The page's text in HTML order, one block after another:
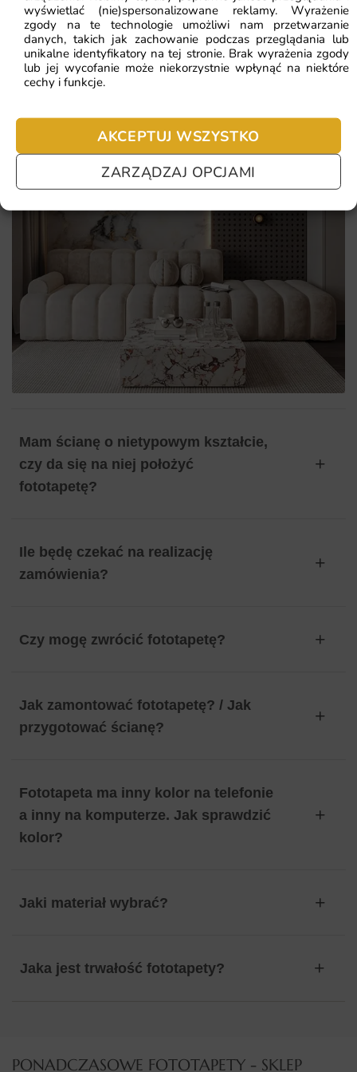
wyświetlać (nie)spersonalizowane reklamy. Wyrażenie
zgody na te technologie umożliwi nam przetwarzanie
danych, takich jak zachowanie podczas przeglądania lub
unikalne identyfikatory na tej stronie. Brak wyrażenia zgody
lub jej wycofanie może niekorzystnie wpłynąć na niektóre
cechy i funkcje.
AKCEPTUJ WSZYSTKO
ZARZĄDZAJ OPCJAMI
wzór kojący i ponadczasowy
kanwa dla mebli o wyrazistym stylu
Mam ścianę o nietypowym kształcie,
czy da się na niej położyć
fototapetę?
Ile będę czekać na realizację
zamówienia?
Czy mogę zwrócić fototapetę?
Jak zamontować fototapetę? / Jak
przygotować ścianę?
Fototapeta ma inny kolor na telefonie
a inny na komputerze. Jak sprawdzić
kolor?
Jaki materiał wybrać?
Jaka jest trwałość fototapety?
PONADCZASOWE FOTOTAPETY - SKLEP